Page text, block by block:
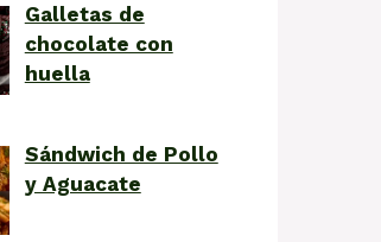
Galletas de
chocolate con
huella
Sándwich de Pollo
y Aguacate